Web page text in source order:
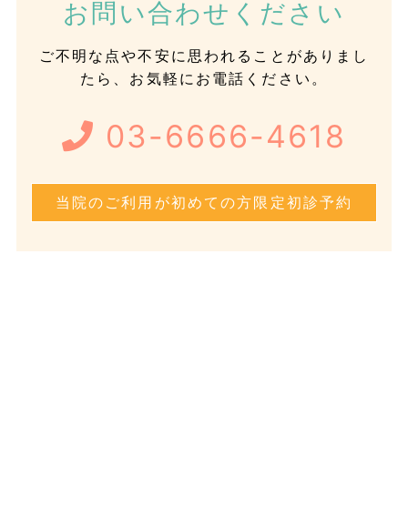
お問い合わせください
ご不明な点や不安に思われることがありまし
たら、お気軽にお電話ください。
03-6666-4618
当院のご利用が初めての方限定初診予約